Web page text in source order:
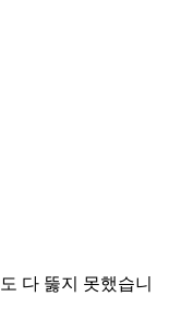
다 뚫지 못했습니